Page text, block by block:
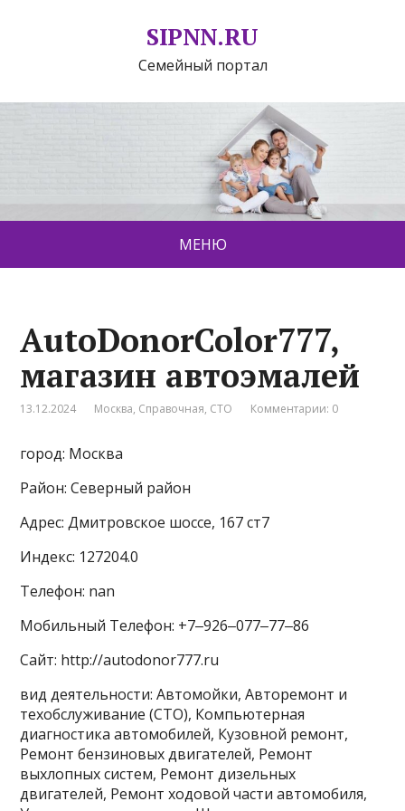
SIPNN.RU
Семейный портал
МЕНЮ
AutoDonorColor777,
магазин автоэмалей
13.12.2024 Москва, Справочная, СТО Комментарии: 0
город: Москва
Район: Северный район
Адрес: Дмитровское шоссе, 167 ст7
Индекс: 127204.0
Телефон: nan
Мобильный Телефон: +7‒926‒077‒77‒86
Сайт: http://autodonor777.ru
вид деятельности: Автомойки, Авторемонт и
техобслуживание (СТО), Компьютерная
диагностика автомобилей, Кузовной ремонт,
Ремонт бензиновых двигателей, Ремонт
выхлопных систем, Ремонт дизельных
двигателей, Ремонт ходовой части автомобиля,